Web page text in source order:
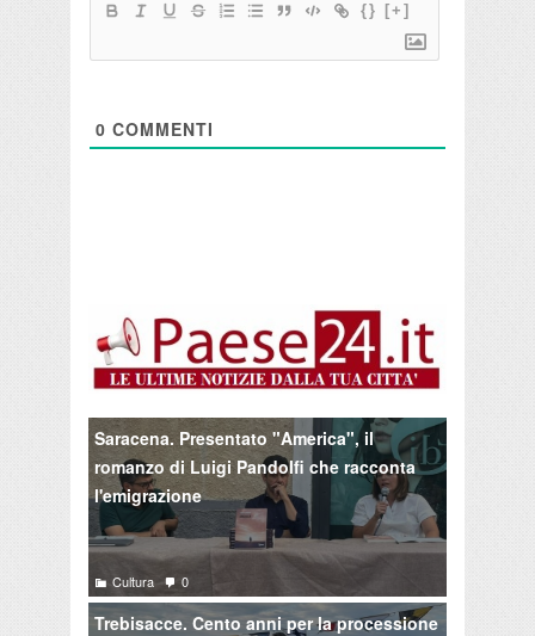
{} [+]
0 COMMENTI
Saracena. Presentato "America", il
romanzo di Luigi Pandolfi che racconta
l'emigrazione
Cultura 0
Trebisacce. Cento anni per la processione